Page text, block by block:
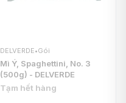
DELVERDE•Gói
Mì Ý, Spaghettini, No. 3
(500g) - DELVERDE
Tạm hết hàng